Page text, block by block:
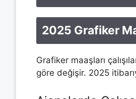
2025 Grafiker
Grafiker maaşları
göre değişir. 2025